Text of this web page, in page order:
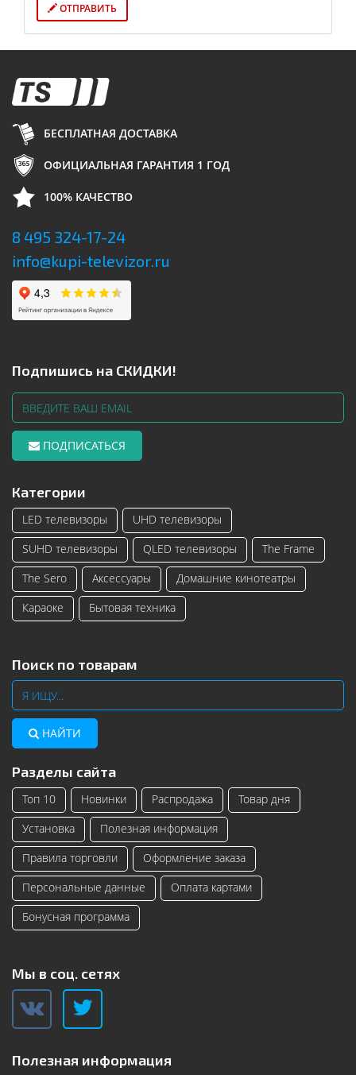
ОТПРАВИТЬ
БЕСПЛАТНАЯ ДОСТАВКА
ОФИЦИАЛЬНАЯ ГАРАНТИЯ 1 ГОД
100% КАЧЕСТВО
8 495 324-17-24
info@kupi-televizor.ru
Подпишись на СКИДКИ!
ПОДПИСАТЬСЯ
Категории
LED телевизоры
UHD телевизоры
SUHD телевизоры
QLED телевизоры
The Frame
The Sero
Аксессуары
Домашние кинотеатры
Караоке
Бытовая техника
Поиск по товарам
НАЙТИ
Разделы сайта
Топ 10 Новинки Распродажа
Товар дня
Установка
Полезная информация
Правила торговли
Оформление заказа
Персональные данные
Оплата картами
Бонусная программа
Мы в соц. сетях
Полезная информация